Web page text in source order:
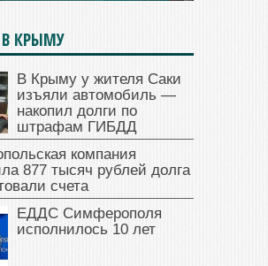
В КРЫМУ
В Крыму у жителя Саки
изъяли автомобиль —
накопил долги по
штрафам ГИБДД
компания
877 тысяч рублей долга
счета
ЕДДС Симферополя
исполнилось 10 лет